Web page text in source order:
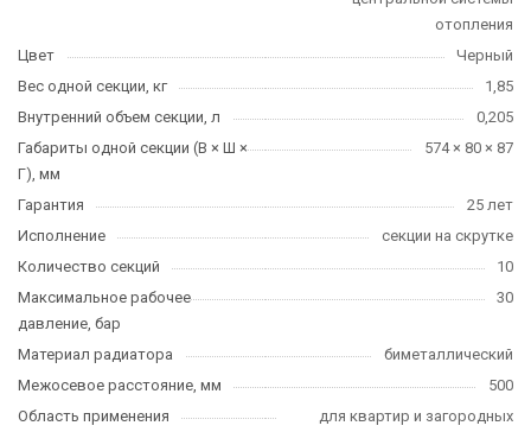
отопления
Цвет
Черный
Вес одной секции, кг
1,85
Внутренний объем секции, л
0,205
Габариты одной секции (В × Ш ×
Г), мм
574 × 80 × 87
Гарантия
25 лет
Исполнение
секции на скрутке
Количество секций
10
Максимальное рабочее
давление, бар
30
Материал радиатора
биметаллический
Межосевое расстояние, мм
500
Область применения
для квартир и загородных